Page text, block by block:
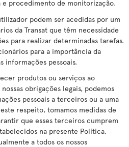
procedimento de monitorização.
podem ser acedidas por um
da Transat que têm necessidade
para realizar determinadas tarefas.
para a importância da
informações pessoais.
produtos ou serviços ao
obrigações legais, podemos
pessoais a terceiros ou a uma
respeito, tomamos medidas de
que esses terceiros cumprem
na presente Política.
a todos os nossos